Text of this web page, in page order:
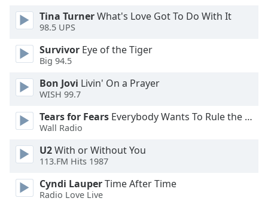
Opacity
Font
Edge
Style
Font
Family
Tina TurnerWhat's Love Got To Do With It
98.5 UPS
Survivor Eye of the Tiger
Big 94.5
Bon Jovi Livin' On a Prayer
WISH 99.7
Tears for Fears Everybody Wants To Rule the World
Wall Radio
U2With or Without You
113.FM Hits 1987
Cyndi LauperTime After Time
Radio Love Live